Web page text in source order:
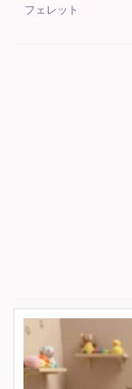
フェレット